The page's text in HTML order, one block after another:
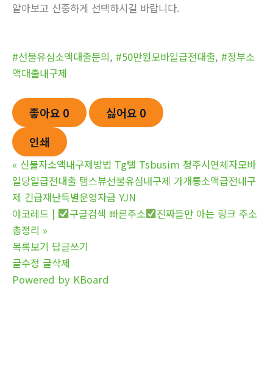
알아보고 신중하게 선택하시길 바랍니다.
#선불유심소액대출문의, #50만원모바일급전대출, #정부소
액대출내구제
좋아요 0 싫어요 0
인쇄
« 신불자소액내구제방법 Tg탤 Tsbusim 청주시연체자모바
일당일급전대출 탬스뷰선불유심내구제 가개통소액급전내구
제 긴급재난특별운영자금 YJN
야코레드 |
구글검색 빠른주소
진짜들만 아는 링크 주소
총정리 »
목록보기 답글쓰기
글수정 글삭제
Powered by KBoard